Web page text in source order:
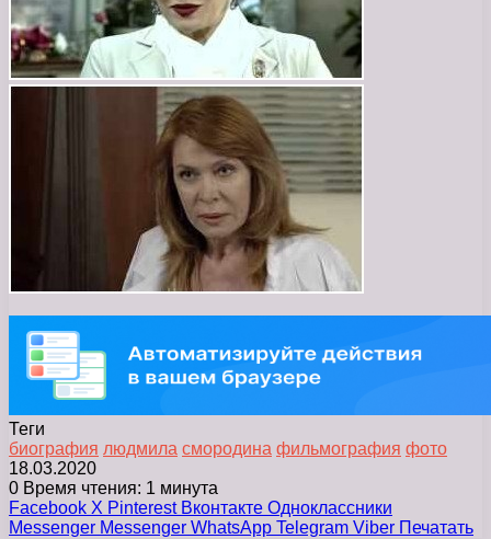
Теги
биография людмила смородина фильмография фото
18.03.2020
0 Время чтения: 1 минута
Facebook X Pinterest Вконтакте Одноклассники
Messenger Messenger WhatsApp Telegram Viber Печатать